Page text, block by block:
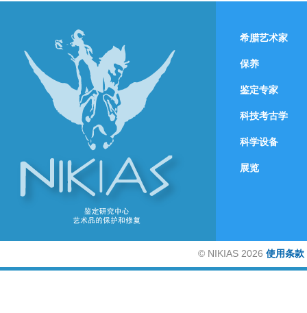
希腊艺术家
保养
鉴定专家
科技考古学
科学设备
展览
©NIKIAS 2026 使用条款